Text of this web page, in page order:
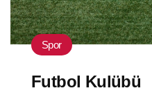
Spor
Futbol Kulübü